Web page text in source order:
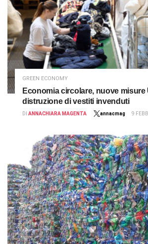
GREEN ECONOMY
Economia circolare, nuove misure
distruzione di vestiti invenduti
DI ANNACHIARA MAGENTA annacmag 9